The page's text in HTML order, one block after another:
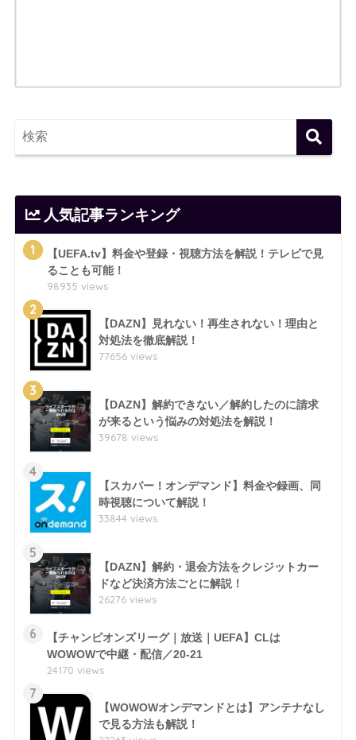
人気記事ランキング
1
【UEFA.tv】料金や登録・視聴方法を解説！テレビで見
ることも可能！
98935 views
2
【DAZN】見れない！再生されない！理由と
対処法を徹底解説！
77656 views
3
【DAZN】解約できない／解約したのに請求
が来るという悩みの対処法を解説！
39678 views
4
【スカパー！オンデマンド】料金や録画、同
時視聴について解説！
33844 views
5
【DAZN】解約・退会方法をクレジットカー
ドなど決済方法ごとに解説！
26276 views
6
【チャンピオンズリーグ｜放送｜UEFA】CLは
WOWOWで中継・配信／20-21
24170 views
7
【WOWOWオンデマンドとは】アンテナなし
で見る方法も解説！